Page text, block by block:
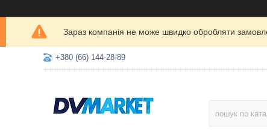
Зараз компанія не може швидко обробляти
+380 (66) 144-28-89